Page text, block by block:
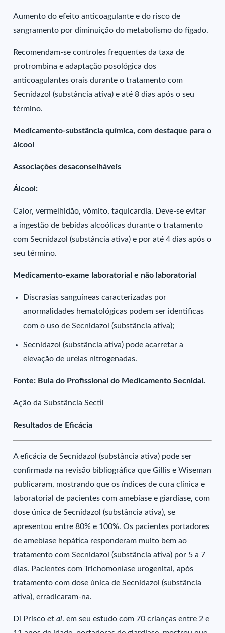
Aumento do efeito anticoagulante e do risco de
sangramento por diminuição do metabolismo do fígado.
Recomendam-se controles frequentes da taxa de
protrombina e adaptação posológica dos
anticoagulantes orais durante o tratamento com
Secnidazol (substância ativa) e até 8 dias após o seu
término.
Medicamento-substância química, com destaque para o
álcool
Associações desaconselháveis
Álcool:
Calor, vermelhidão, vômito, taquicardia. Deve-se evitar
a ingestão de bebidas alcoólicas durante o tratamento
com Secnidazol (substância ativa) e por até 4 dias após o
seu término.
Medicamento-exame laboratorial e não laboratorial
Discrasias sanguíneas caracterizadas por
anormalidades hematológicas podem ser identificas
com o uso de Secnidazol (substância ativa);
Secnidazol (substância ativa) pode acarretar a
elevação de ureias nitrogenadas.
Fonte: Bula do Profissional do Medicamento Secnidal.
Ação da Substância Sectil
Resultados de Eficácia
A eficácia de Secnidazol (substância ativa) pode ser
confirmada na revisão bibliográfica que Gillis e Wiseman
publicaram, mostrando que os índices de cura clínica e
laboratorial de pacientes com amebíase e giardíase, com
dose única de Secnidazol (substância ativa), se
apresentou entre 80% e 100%. Os pacientes portadores
de amebíase hepática responderam muito bem ao
tratamento com Secnidazol (substância ativa) por 5 a 7
dias. Pacientes com Trichomoníase urogenital, após
tratamento com dose única de Secnidazol (substância
ativa), erradicaram-na.
Di Priscoet al. em seu estudo com 70 crianças entre 2 e